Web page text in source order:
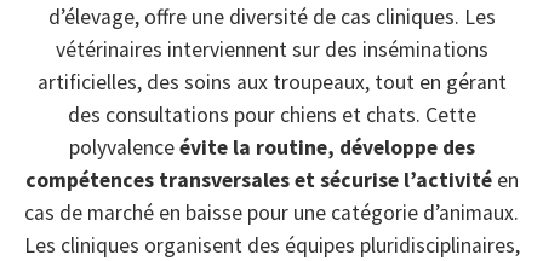
d’élevage, offre une diversité de cas cliniques. Les
vétérinaires interviennent sur des inséminations
artificielles, des soins aux troupeaux, tout en gérant
des consultations pour chiens et chats. Cette
polyvalenceévite la routine, développe des
compétences transversales et sécurise l’activitéen
cas de marché en baisse pour une catégorie d’animaux.
Les cliniques organisent des équipes pluridisciplinaires,